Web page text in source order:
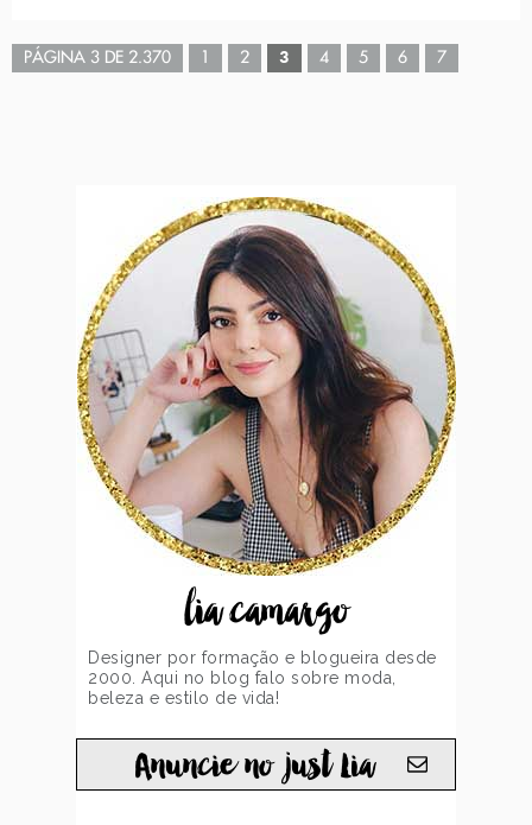
PÁGINA 3 DE 2.370 1 2 3 4 5 6 7
lia camargo
Designer por formação e blogueira desde
2000. Aqui no blog falo sobre moda,
beleza e estilo de vida!
Anuncie no just Lia